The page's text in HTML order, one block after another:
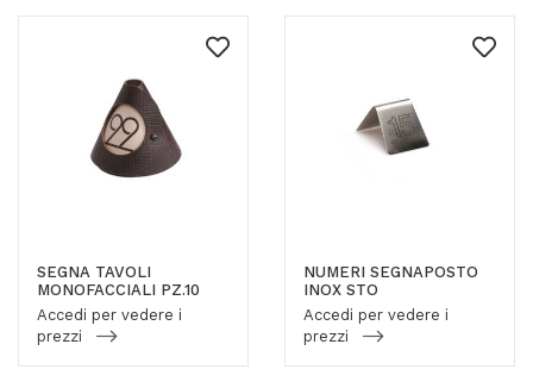
SEGNA TAVOLI
MONOFACCIALI PZ.10
Accedi per vedere i
prezzi
NUMERI SEGNAPOSTO
INOX STO
Accedi per vedere i
prezzi